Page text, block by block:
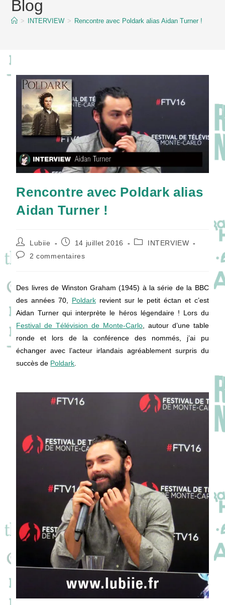
contentBlog
> INTERVIEW > Rencontre avec Poldark alias Aidan Turner !
Rencontre avec Poldark alias
Aidan Turner !
Auteur/autrice
de
la
Lubiie
Publication
14 juillet 2016
PostINTERVIEW
Commentaires
2 commentaires
Des livres de Winston Graham (1945) à la série de la BBC
des années 70, Poldarkrevient sur le petit éctan et c’est
Aidan Turner qui interprète le héros légendaire ! Lors du
Festival de Télévision de Monte-Carlo, autour d’une table
ronde et lors de la conférence des nommés, j’ai pu
échanger avec l’acteur irlandais agréablement surpris du
succès de Poldark